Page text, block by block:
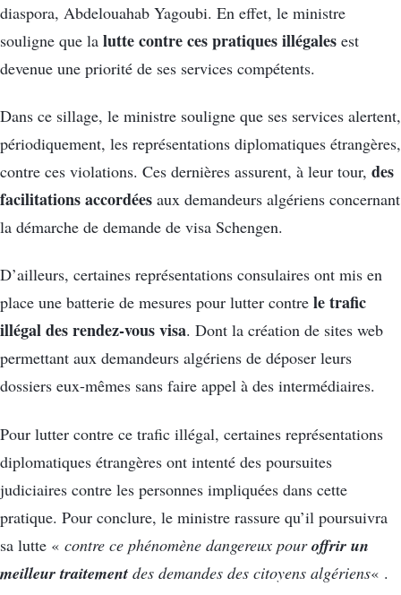
diaspora, Abdelouahab Yagoubi. En effet, le ministre
souligne que la lutte contre ces pratiques illégales est
devenue une priorité de ses services compétents.
Dans ce sillage, le ministre souligne que ses services alertent,
périodiquement, les représentations diplomatiques étrangères,
contre ces violations. Ces dernières assurent, à leur tour, des
facilitations accordées aux demandeurs algériens concernant
la démarche de demande de visa Schengen.
D’ailleurs, certaines représentations consulaires ont mis en
place une batterie de mesures pour lutter contre le trafic
illégal des rendez-vous visa. Dont la création de sites web
permettant aux demandeurs algériens de déposer leurs
dossiers eux-mêmes sans faire appel à des intermédiaires.
Pour lutter contre ce trafic illégal, certaines représentations
diplomatiques étrangères ont intenté des poursuites
judiciaires contre les personnes impliquées dans cette
pratique. Pour conclure, le ministre rassure qu’il poursuivra
sa lutte « contre ce phénomène dangereux pouroffrir un
meilleur traitement des demandes des citoyens algériens« .